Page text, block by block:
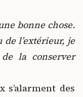
bonne chose.
l’extérieur, je
la conserver
des